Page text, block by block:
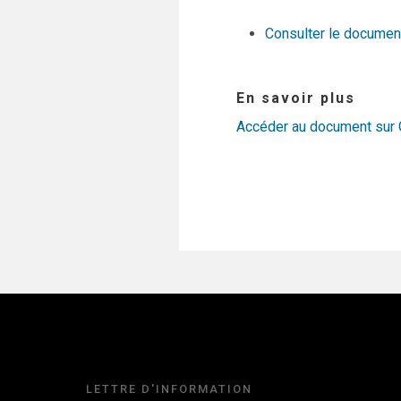
Consulter le
En savoir plus
Accéder au document sur
LETTRE D'INFORMATION